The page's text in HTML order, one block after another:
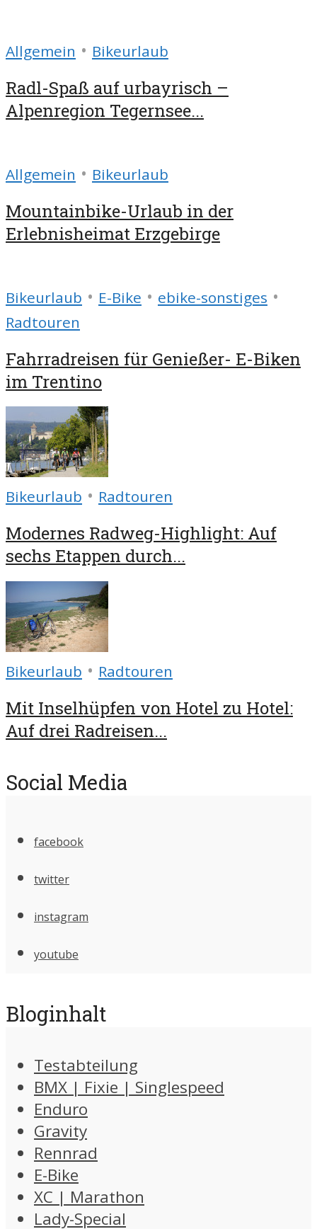
Allgemein • Bikeurlaub
Radl-Spaß auf urbayrisch –
Alpenregion Tegernsee...
Allgemein • Bikeurlaub
Mountainbike-Urlaub in der
Erlebnisheimat Erzgebirge
Bikeurlaub • E-Bike • ebike-sonstiges •
Radtouren
Fahrradreisen für Genießer- E-Biken
im Trentino
Bikeurlaub • Radtouren
Modernes Radweg-Highlight: Auf
sechs Etappen durch...
Bikeurlaub • Radtouren
Mit Inselhüpfen von Hotel zu Hotel:
Auf drei Radreisen...
Social Media
facebook
twitter
instagram
youtube
Bloginhalt
Testabteilung
BMX | Fixie | Singlespeed
Enduro
Gravity
Rennrad
E-Bike
XC | Marathon
Lady-Special